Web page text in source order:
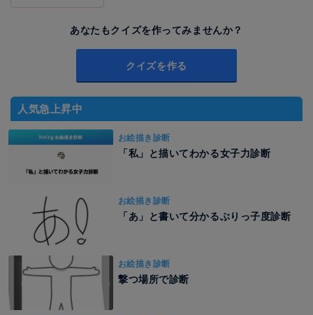
あなたもクイズを作ってみませんか？
クイズを作る
人気急上昇中
お絵描き診断
「私」と描いてわかる女子力診断
お絵描き診断
「あ」と書いて分かるぶりっ子度診断
お絵描き診断
撃つ場所で診断